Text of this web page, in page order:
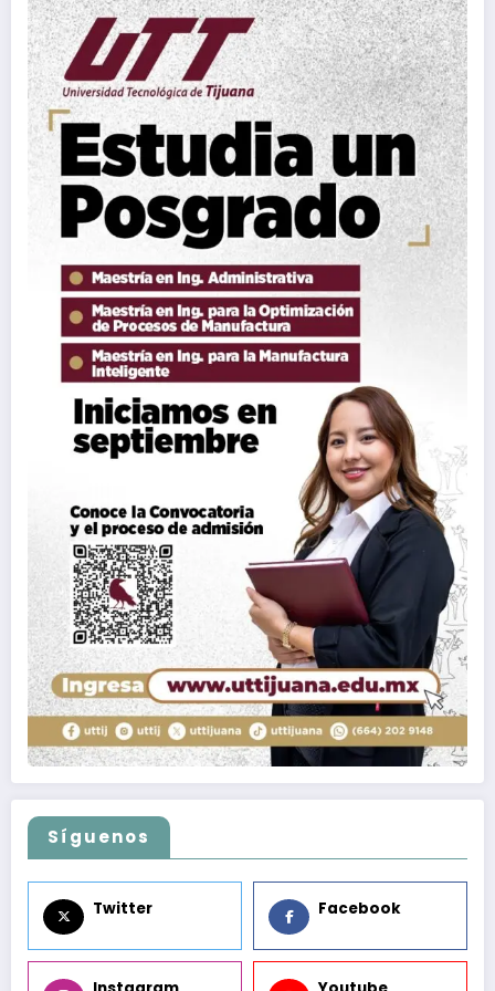
Síguenos
Twitter Facebook